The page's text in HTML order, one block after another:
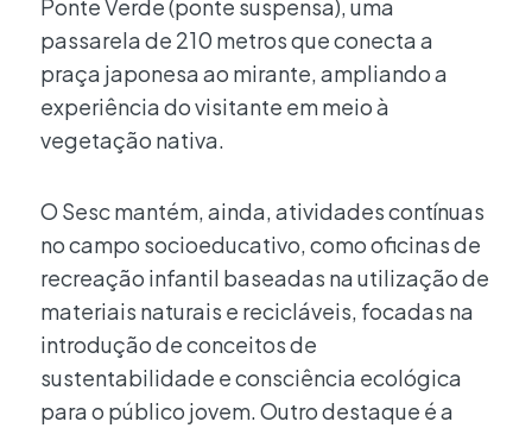
Ponte Verde (ponte suspensa), uma
passarela de 210 metros que conecta a
praça japonesa ao mirante, ampliando a
experiência do visitante em meio à
vegetação nativa.
O Sesc mantém, ainda, atividades contínuas
no campo socioeducativo, como oficinas de
recreação infantil baseadas na utilização de
materiais naturais e recicláveis, focadas na
introdução de conceitos de
sustentabilidade e consciência ecológica
para o público jovem. Outro destaque é a